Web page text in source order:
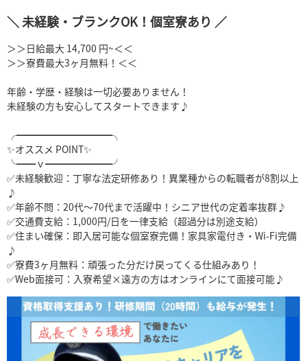
＼ 未経験・ブランクOK！個室寮あり ／
＞＞日給最大 14,700 円~＜＜
＞＞寮費最大3ヶ月無料！＜＜
年齢・学歴・経験は一切必要ありません！
未経験の方も安心してスタートできます♪
╭━━━━━━━━━━╮
✨オススメ POINT✨
╰━━ｖ━━━━━━━╯
✅未経験歓迎：丁寧な法定研修あり！異業種からの転職者が8割以上
♪
✅年齢不問：20代〜70代まで活躍中！シニア世代の定着率抜群♪
✅交通費支給：1,000円/日を一律支給（超過分は別途支給）
✅住まい確保：即入居可能な個室寮完備！家具家電付き・Wi-Fi完備
♪
✅寮費3ヶ月無料：頑張った分だけ戻ってくる仕組みあり！
✅Web面接可：入寮希望×遠方の方はオンラインにて面接可能♪